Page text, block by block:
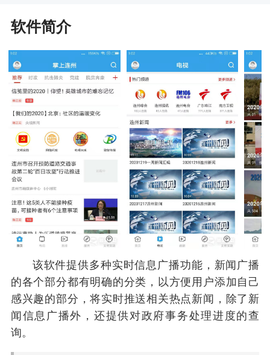
软件简介
该软件提供多种实时信息广播功能，新闻广播
的各个部分都有明确的分类，以方便用户添加自己
感兴趣的部分，将实时推送相关热点新闻，除了新
闻信息广播外，还提供对政府事务处理进度的查
询。